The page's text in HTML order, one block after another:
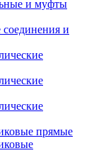
и муфты
и
прямые